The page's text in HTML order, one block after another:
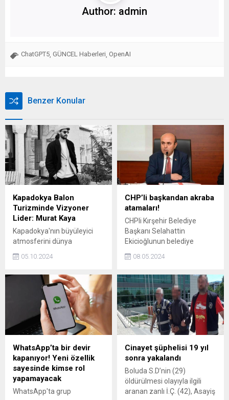
Author: admin
ChatGPT5 GÜNCEL Haberleri OpenAI
Benzer Konular
Kapadokya Balon
Turizminde Vizyoner
Lider: Murat Kaya
Kapadokya'nın büyüleyici
atmosferini dünya
isimlerden biri olarak öne
küresel bir cazibe merkezi
haline getiren vizyoner
liderlerden biri olarak
tanınıyor. 2021 yılında
ailesinin firması Kaya
A.Ş.’nin yönetimini devralan
Kaya, Kapadokya’ya yenilikçi
bir dokunuş getirerek turizm
anlayışını baştan
şekillendirdi. Tarihi taş
otelleri modern lüksle
harmanlayarak bölgeyi...
05.10.2024
CHP’li başkandan akraba
atamaları!
CHPli Kırşehir Belediye
Başkanı Selahattin
Ekicioğlunun belediye
kayınbiraderi Hamza Çam
Ormanı atadığı ortaya çıktı.
08.05.2024
WhatsApp’ta bir devir
kapanıyor! Yeni özellik
sayesinde kimse rol
yapamayacak
WhatsApp'ta grup
Cinayet şüphelisi 19 yıl
sonra yakalandı
Boluda S.D’nin (29)
öldürülmesi olayıyla ilgili
aranan zanlı İ.Ç. (42), Asayiş